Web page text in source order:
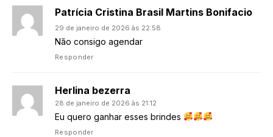
Patrícia Cristina Brasil Martins Bonifacio
29 de janeiro de 2026 às 22:58
Não consigo agendar
Responder
Herlina bezerra
28 de janeiro de 2026 às 21:12
Eu quero ganhar esses brindes
Responder